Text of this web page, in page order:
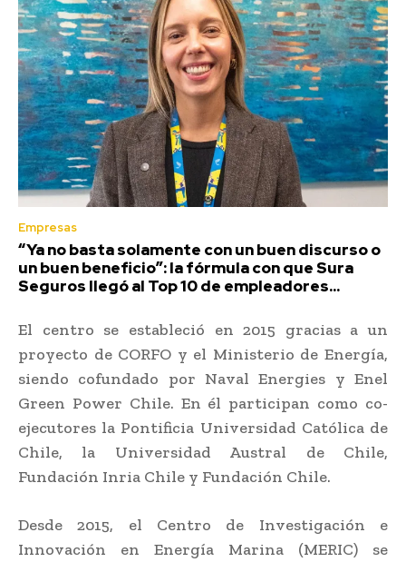
Empresas
“Ya no basta solamente con un buen discurso o
un buen beneficio”: la fórmula con que Sura
Seguros llegó al Top 10 de empleadores...
El centro se estableció en 2015 gracias a un
proyecto de CORFO y el Ministerio de Energía,
siendo cofundado por Naval Energies y Enel
Green Power Chile. En él participan como co-
ejecutores la Pontificia Universidad Católica de
Chile, la Universidad Austral de Chile,
Fundación Inria Chile y Fundación Chile.
Desde 2015, el Centro de Investigación e
Innovación en Energía Marina (MERIC) se